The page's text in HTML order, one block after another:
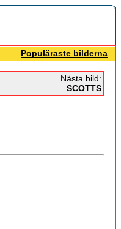
Populäraste bilderna
Nästa bild:
SCOTTS